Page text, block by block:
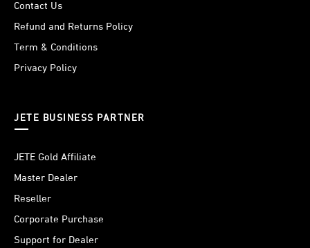
Contact Us
Refund and Returns Policy
Term & Conditions
Privacy Policy
JETE BUSINESS PARTNER
JETE Gold Affiliate
Master Dealer
Reseller
Corporate Purchase
Support for Dealer